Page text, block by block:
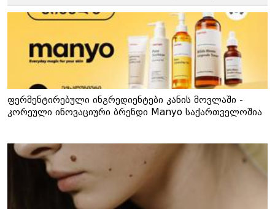
ფერმენტირებული ინგრედიენტები კანის მოვლაში -
კორეული ინოვაციური ბრენდი Manyo საქართველოშია